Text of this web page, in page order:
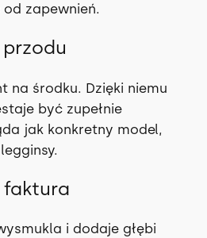
zapewnień.
na środku. Dzięki niemu
być zupełnie
jak konkretny model,
faktura
i dodaje głębi